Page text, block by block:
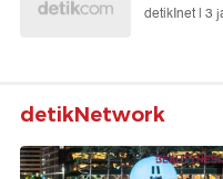
detikInet | 3
detikNetwork